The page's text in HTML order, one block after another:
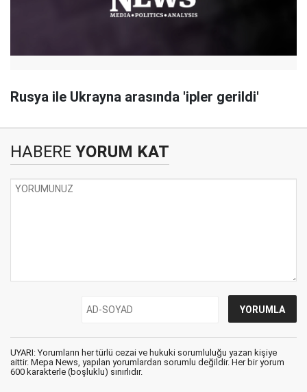
Rusya ile Ukrayna arasında 'ipler gerildi'
HABERE YORUM KAT
UYARI: Yorumların her türlü cezai ve hukuki sorumluluğu yazan kişiye
aittir. Mepa News, yapılan yorumlardan sorumlu değildir. Her bir yorum
600 karakterle (boşluklu) sınırlıdır.